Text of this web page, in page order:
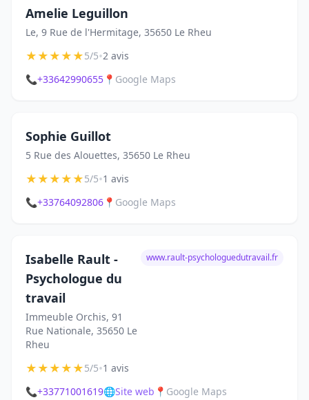
Amelie Leguillon
Le, 9 Rue de l'Hermitage, 35650 Le Rheu
★★★★★5/5•2 avis
📞+33642990655 📍 Google Maps
Sophie Guillot
5 Rue des Alouettes, 35650 Le Rheu
★★★★★5/5•1 avis
📞+33764092806 📍 Google Maps
Isabelle Rault -
Psychologue du
travail
Immeuble Orchis, 91
Rue Nationale, 35650 Le
Rheu
www.rault-psychologuedutravail.fr
★★★★★5/5•1 avis
📞+33771001619🌐Site web 📍 Google Maps